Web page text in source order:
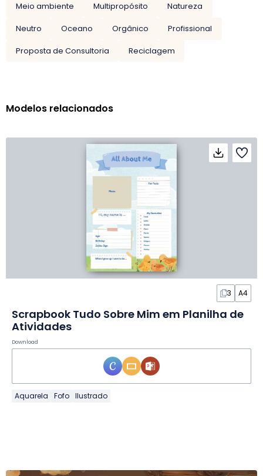
Meio ambiente
Multipropósito
Natureza
Neutro
Oceano Orgânico
Profissional
Proposta de Consultoria
Reciclagem
Modelos relacionados
3 A4
Scrapbook Tudo Sobre Mim em Planilha de
Atividades
Download
Aquarela Fofo Ilustrado